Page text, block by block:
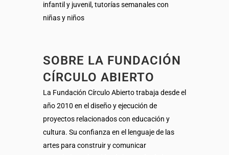
infantil y juvenil, tutorías semanales con
niñas y niños
SOBRE LA FUNDACIÓN
CÍRCULO ABIERTO
La Fundación Círculo Abierto trabaja desde el
año 2010 en el diseño y ejecución de
proyectos relacionados con educación y
cultura. Su confianza en el lenguaje de las
artes para construir y comunicar